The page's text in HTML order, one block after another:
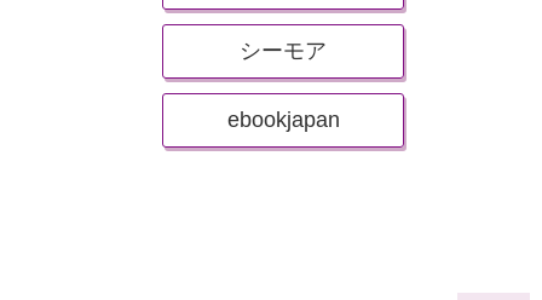
シーモア
ebookjapan